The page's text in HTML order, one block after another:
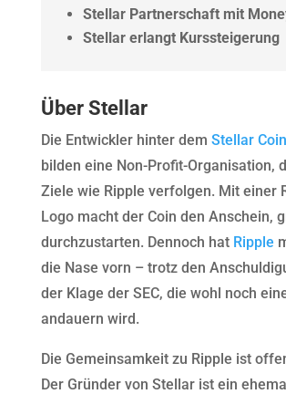
Stellar Partnerschaft mit
Stellar erlangt Kurssteigerung
Über Stellar
Die Entwickler hinter dem Stellar
bilden eine Non-Profit-Organisation,
Ziele wie Ripple verfolgen. Mit einer
Logo macht der Coin den Anschein,
durchzustarten. Dennoch hat Ripple
die Nase vorn – trotz den
der Klage der SEC, die wohl noch
andauern wird.
Die Gemeinsamkeit zu Ripple ist
Der Gründer von Stellar ist ein